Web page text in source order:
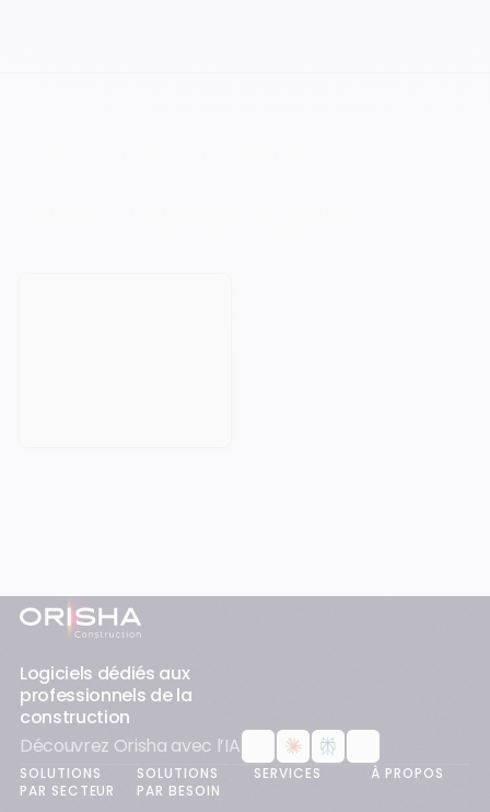
Pied-de-page
Logiciels dédiés aux
professionnels de la
construction
Découvrez Orisha avec l’IA
SOLUTIONS
PAR SECTEUR
SOLUTIONS
PAR BESOIN
SERVICES À PROPOS